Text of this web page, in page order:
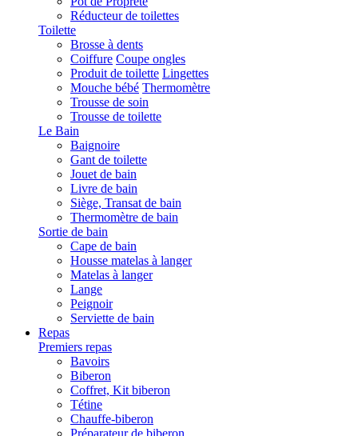
Réducteur de toilettes
Toilette
Brosse à dents
Coiffure Coupe ongles
Produit de toilette Lingettes
Mouche bébé Thermomètre
Trousse de soin
Trousse de toilette
Le Bain
Baignoire
Gant de toilette
Jouet de bain
Livre de bain
Siège, Transat de bain
Thermomètre de bain
Sortie de bain
Cape de bain
Housse matelas à langer
Matelas à langer
Lange
Peignoir
Serviette de bain
Repas
Premiers repas
Bavoirs
Biberon
Coffret, Kit biberon
Tétine
Chauffe-biberon
Préparateur de biberon